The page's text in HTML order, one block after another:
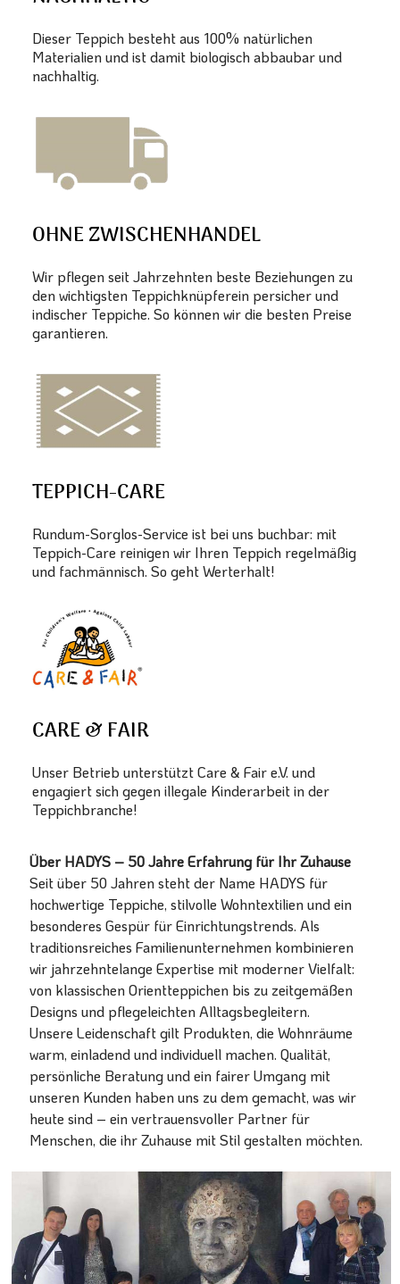
Dieser Teppich besteht aus 100% natürlichen
Materialien und ist damit biologisch abbaubar und
nachhaltig.
OHNE ZWISCHENHANDEL
Wir pflegen seit Jahrzehnten beste Beziehungen zu
den wichtigsten Teppichknüpferein persicher und
indischer Teppiche. So können wir die besten Preise
garantieren.
TEPPICH-CARE
Rundum-Sorglos-Service ist bei uns buchbar: mit
Teppich-Care reinigen wir Ihren Teppich regelmäßig
und fachmännisch. So geht Werterhalt!
CARE & FAIR
Unser Betrieb unterstützt Care & Fair e.V. und
engagiert sich gegen illegale Kinderarbeit in der
Teppichbranche!
Über HADYS – 50 Jahre Erfahrung für Ihr Zuhause
Seit über 50 Jahren steht der Name HADYS für
hochwertige Teppiche, stilvolle Wohntextilien und ein
besonderes Gespür für Einrichtungstrends. Als
traditionsreiches Familienunternehmen kombinieren
wir jahrzehntelange Expertise mit moderner Vielfalt:
von klassischen Orientteppichen bis zu zeitgemäßen
Designs und pflegeleichten Alltagsbegleitern.
Unsere Leidenschaft gilt Produkten, die Wohnräume
warm, einladend und individuell machen. Qualität,
persönliche Beratung und ein fairer Umgang mit
unseren Kunden haben uns zu dem gemacht, was wir
heute sind – ein vertrauensvoller Partner für
Menschen, die ihr Zuhause mit Stil gestalten möchten.